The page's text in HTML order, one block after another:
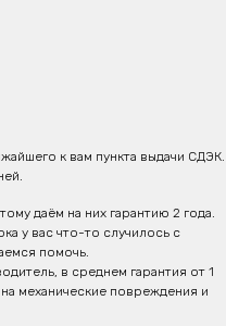
к вам пункта выдачи СДЭК.
даём на них гарантию 2 года.
у вас что-то случилось с
помочь.
в среднем гарантия от 1
механические повреждения и